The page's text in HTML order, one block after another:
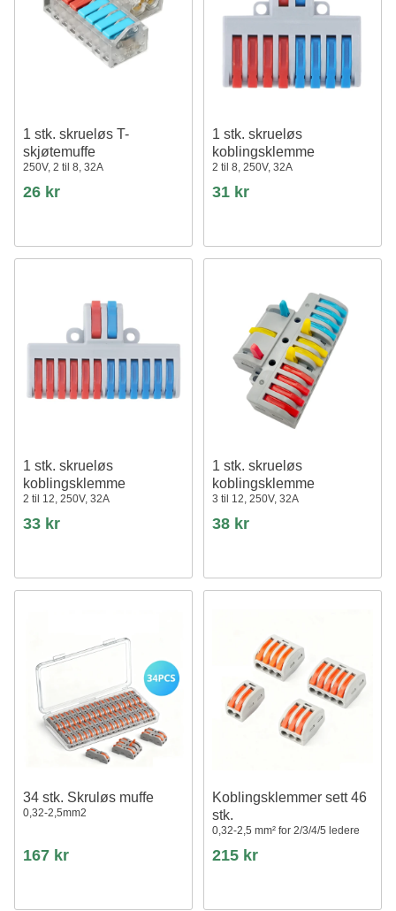
1 stk. skrueløs T-
skjøtemuffe
250V, 2 til 8, 32A
26 kr
1 stk. skrueløs
koblingsklemme
2 til 8, 250V, 32A
31 kr
1 stk. skrueløs
koblingsklemme
2 til 12, 250V, 32A
33 kr
1 stk. skrueløs
koblingsklemme
3 til 12, 250V, 32A
38 kr
34 stk. Skruløs muffe
0,32-2,5mm2
167 kr
Koblingsklemmer sett 46
stk.
0,32-2,5 mm² for 2/3/4/5 ledere
215 kr